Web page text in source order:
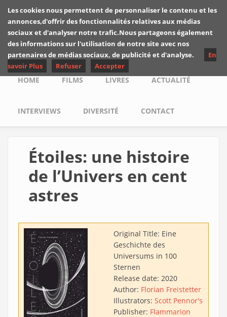
Skip to main content
Les critiques de
Yuyine
Main menu
HOME FILMS LIVRES ACTUALITÉ
INTERVIEWS DIVERSITÉ CONTACT
Étoiles: une histoire
de l’Univers en cent
astres
Original Title: Eine
Geschichte des
Universums in 100
Sternen
Release date: 2020
Author: Florian Freistetter
Illustrators: Scott Pennor's
Publisher: Flammarion
Les cookies nous permettent de personnaliser le contenu et les
annonces,d'offrir des fonctionnalités relatives aux médias
sociaux et d'analyser notre trafic.Nous partageons également
des informations sur l'utilisation de notre site avec nos
partenaires de médias sociaux, de publicité et d'analyse.
En
savoir Plus
Refuser Accepter